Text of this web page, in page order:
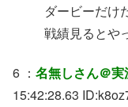
ダービーだけ
戦績見るとや
6 ： 名無しさん＠実
15:42:28.63